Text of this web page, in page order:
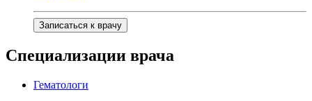
Записаться к врачу
Специализации врача
Гематологи